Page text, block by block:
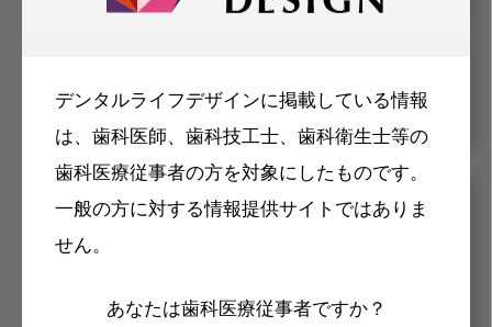
デンタルライフデザインに掲載している情報
は、歯科医師、歯科技工士、歯科衛生士等の
歯科医療従事者の方を対象にしたものです。
一般の方に対する情報提供サイトではありま
せん。
あなたは歯科医療従事者ですか？
メリット